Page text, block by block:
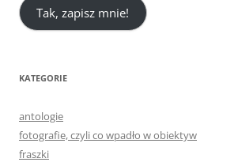
Tak, zapisz mnie!
KATEGORIE
antologie
fotografie, czyli co wpadło w obiektyw
fraszki